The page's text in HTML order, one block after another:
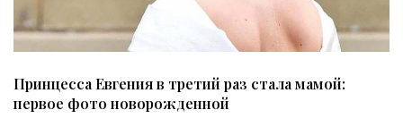
Принцесса Евгения в третий раз стала мамой:
первое фото новорожденной